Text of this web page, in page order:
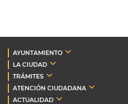
AYUNTAMIENTO
LA CIUDAD
TRÁMITES
ATENCIÓN CIUDADANA
ACTUALIDAD